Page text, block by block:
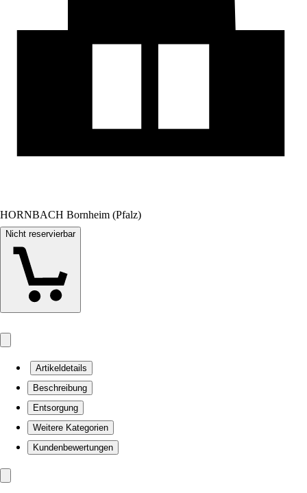
HORNBACH Bornheim (Pfalz)
Nicht reservierbar
Artikeldetails
Beschreibung
Entsorgung
Weitere Kategorien
Kundenbewertungen